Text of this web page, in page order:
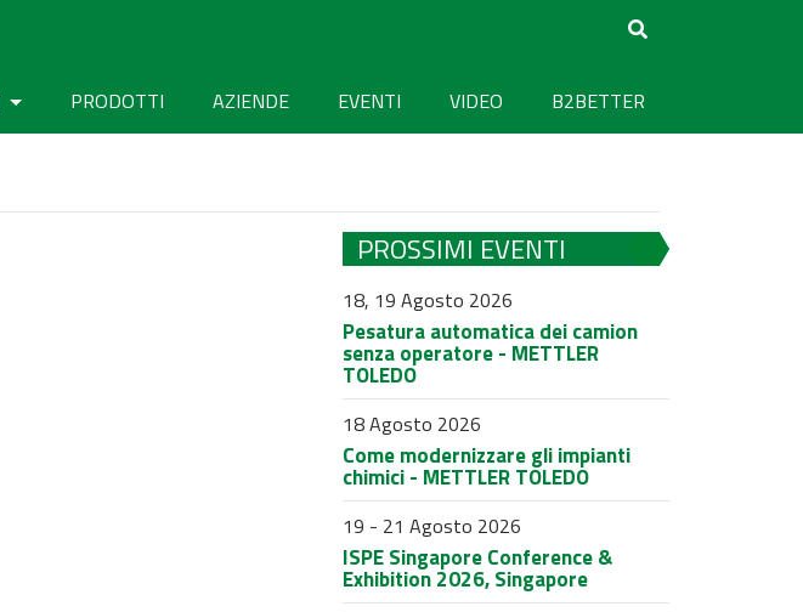
PRODOTTI AZIENDE EVENTI VIDEO B2BETTER
PROSSIMI EVENTI
18, 19 Agosto 2026
Pesatura automatica dei camion
senza operatore - METTLER
TOLEDO
18 Agosto 2026
Come modernizzare gli impianti
chimici - METTLER TOLEDO
19 - 21 Agosto 2026
ISPE Singapore Conference &
Exhibition 2026, Singapore